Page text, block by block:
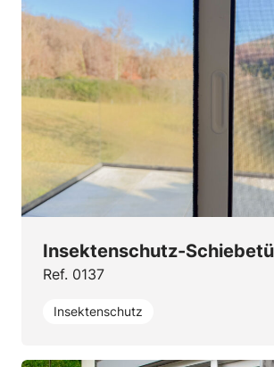
Insektenschutz-
Ref. 0137
Insektenschutz